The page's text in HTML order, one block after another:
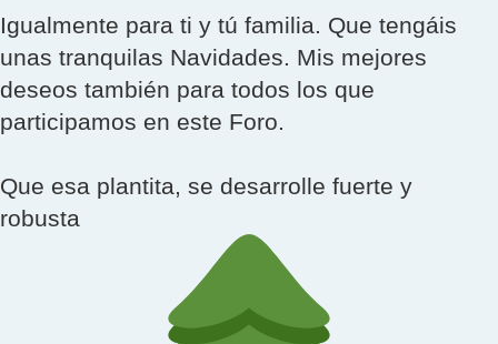
Igualmente para ti y tú familia. Que tengáis
unas tranquilas Navidades. Mis mejores
deseos también para todos los que
participamos en este Foro.
Que esa plantita, se desarrolle fuerte y
robusta